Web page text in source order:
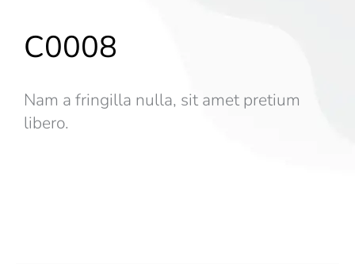
C0008
Nam a fringilla nulla, sit amet pretium
libero.